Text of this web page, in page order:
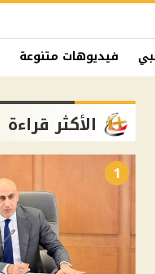
فيديوهات متنوعة
الأكثر قراءة
1